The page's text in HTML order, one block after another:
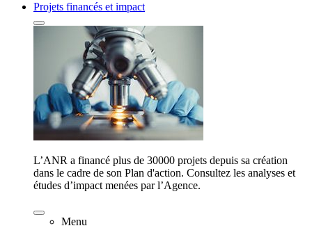
Projets financés et impact
L’ANR a financé plus de 30000 projets depuis sa création
dans le cadre de son Plan d'action. Consultez les analyses et
études d’impact menées par l’Agence.
Menu